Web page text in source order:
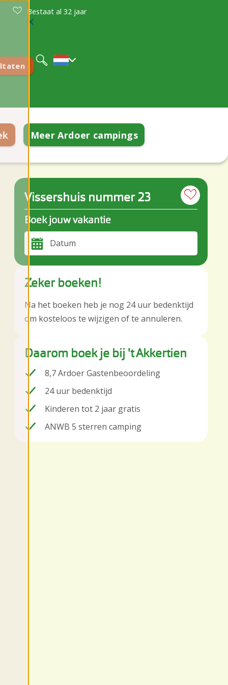
Bestaat al 32 jaar
English
Meer Ardoer campings
Vissershuis nummer 23
Boek jouw vakantie
Datum
Zeker boeken!
Na het boeken heb je nog 24 uur bedenktijd
om kosteloos te wijzigen of te annuleren.
Daarom boek je bij 't Akkertien
8,7 Ardoer Gastenbeoordeling
24 uur bedenktijd
Kinderen tot 2 jaar gratis
ANWB 5 sterren camping